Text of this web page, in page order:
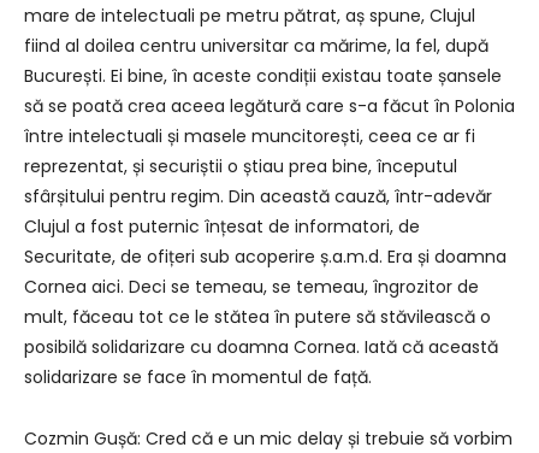
mare de intelectuali pe metru pătrat, aș spune, Clujul
fiind al doilea centru universitar ca mărime, la fel, după
București. Ei bine, în aceste condiții existau toate șansele
să se poată crea aceea legătură care s-a făcut în Polonia
între intelectuali și masele muncitorești, ceea ce ar fi
reprezentat, și securiștii o știau prea bine, începutul
sfârșitului pentru regim. Din această cauză, într-adevăr
Clujul a fost puternic înțesat de informatori, de
Securitate, de ofițeri sub acoperire ș.a.m.d. Era și doamna
Cornea aici. Deci se temeau, se temeau, îngrozitor de
mult, făceau tot ce le stătea în putere să stăvilească o
posibilă solidarizare cu doamna Cornea. Iată că această
solidarizare se face în momentul de față.
Cozmin Gușă: Cred că e un mic delay și trebuie să vorbim